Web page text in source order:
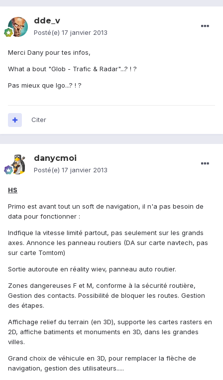
dde_v
Posté(e) 17 janvier 2013
Merci Dany pour tes infos,
What a bout "Glob - Trafic & Radar"...? ! ?
Pas mieux que Igo...? ! ?
Citer
danycmoi
Posté(e) 17 janvier 2013
HS
Primo est avant tout un soft de navigation, il n'a pas besoin de
data pour fonctionner :
Indfique la vitesse limité partout, pas seulement sur les grands
axes. Annonce les panneau routiers (DA sur carte navtech, pas
sur carte Tomtom)
Sortie autoroute en réality wiev, panneau auto routier.
Zones dangereuses F et M, conforme à la sécurité routière,
Gestion des contacts. Possibilité de bloquer les routes. Gestion
des étapes.
Affichage relief du terrain (en 3D), supporte les cartes rasters en
2D, affiche batiments et monuments en 3D, dans les grandes
villes.
Grand choix de véhicule en 3D, pour remplacer la flèche de
navigation, gestion des utilisateurs.....